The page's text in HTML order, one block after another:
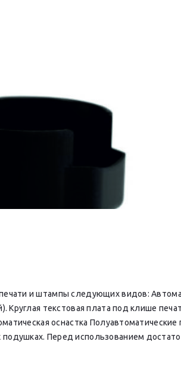
и штампы следующих видов:
текстовая плата под клише
оснастка
Перед использованием